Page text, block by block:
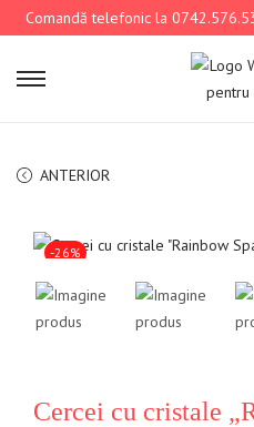
Comandă telefonic la
ANTERIOR
-26%
Cercei cu cristale